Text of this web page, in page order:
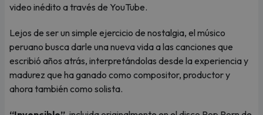
video inédito a través de YouTube.
Lejos de ser un simple ejercicio de nostalgia, el músico
peruano busca darle una nueva vida a las canciones que
escribió años atrás, interpretándolas desde la experiencia y
madurez que ha ganado como compositor, productor y
ahora también como solista.